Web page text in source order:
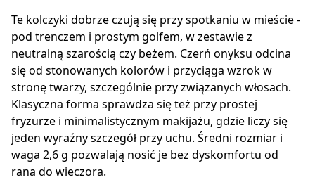
Te kolczyki dobrze czują się przy spotkaniu w mieście -
pod trenczem i prostym golfem, w zestawie z
neutralną szarością czy beżem. Czerń onyksu odcina
się od stonowanych kolorów i przyciąga wzrok w
stronę twarzy, szczególnie przy związanych włosach.
Klasyczna forma sprawdza się też przy prostej
fryzurze i minimalistycznym makijażu, gdzie liczy się
jeden wyraźny szczegół przy uchu. Średni rozmiar i
waga 2,6 g pozwalają nosić je bez dyskomfortu od
rana do wieczora.